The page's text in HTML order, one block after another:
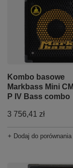
Kombo basowe
Markbass Mini
P IV Bass combo
3 756,41 zł
+ Dodaj do porównania